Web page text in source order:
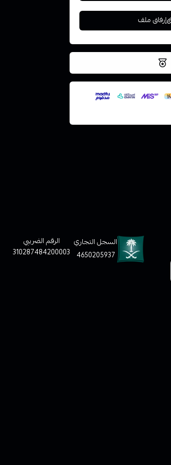
إرفاق ملف
نتميز بلجودة والتخزين الامن
السجل التجاري
4650205937
الرقم الضريبي
310287484200003